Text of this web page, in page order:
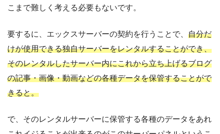
こまで難しく考える必要もないです。
要するに、エックスサーバーの契約を行うことで、 自分だ
けが使用できる独自サーバーをレンタルすることができ、
そのレンタルしたサーバー内にこれから立ち上げるブログ
の記事・画像・動画などの各種データを保管することがで
きると。
で、そのレンタルサーバーに保管する各種のデータをあれ